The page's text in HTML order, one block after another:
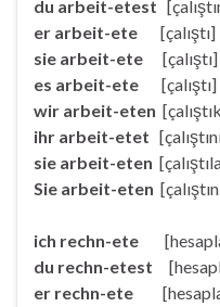
du arbeit-etest
er arbeit-ete [çalıştı]
sie arbeit-ete [çalıştı]
es arbeit-ete [çalıştı]
wir arbeit-eten
ihr arbeit-etet
sie arbeit-eten
Sie arbeit-eten
ich rechn-ete
du rechn-etest
er rechn-ete